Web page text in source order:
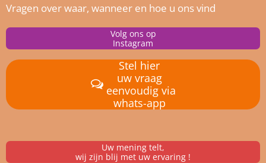
Vragen over waar, wanneer en hoe u ons vind
Volg ons op
Instagram
Stel hier
uw vraag
eenvoudig via
whats-app
Uw mening telt,
wij zijn blij met uw ervaring !